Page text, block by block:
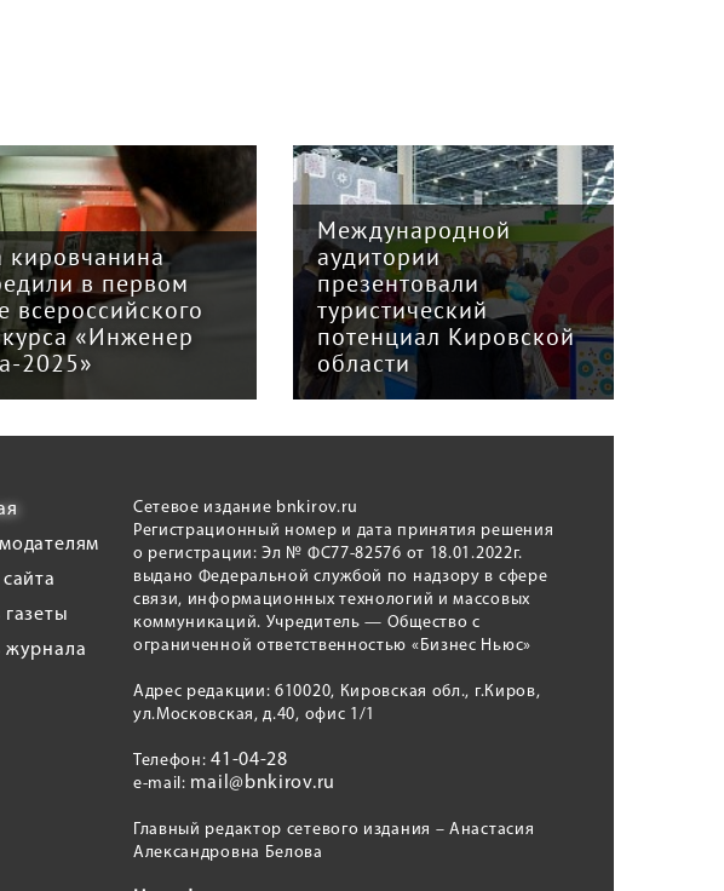
кировчанина
в первом
всероссийского
«Инженер
2025»
Международной
аудитории
презентовали
туристический
потенциал Кировской
области
журнала
Сетевое издание bnkirov.ru
Регистрационный номер и дата принятия решения
о регистрации: Эл № ФС77-82576 от 18.01.2022г.
выдано Федеральной службой по надзору в сфере
связи, информационных технологий и массовых
коммуникаций. Учредитель — Общество с
ограниченной ответственностью «Бизнес Ньюс»
Адрес редакции: 610020, Кировская обл., г.Киров,
ул.Московская, д.40, офис 1/1
Телефон:41-04-28
e-mail: mail@bnkirov.ru
Главный редактор сетевого издания – Анастасия
Александровна Белова